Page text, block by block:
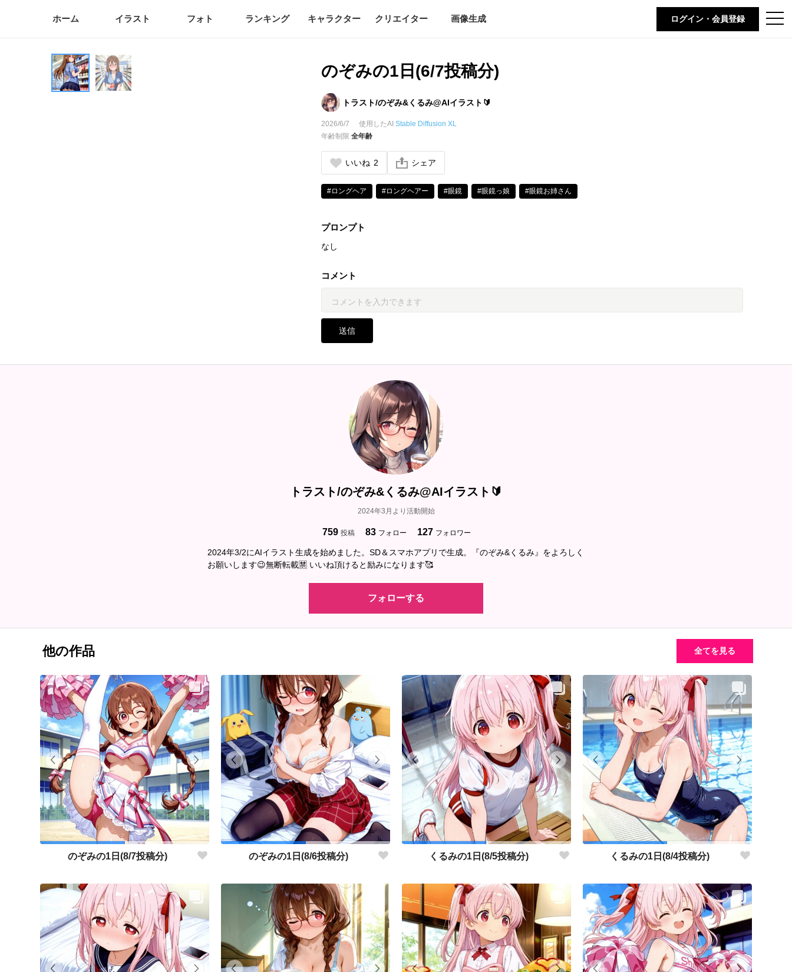
t
o
ホーム イラスト フォト ランキング キャラクター クリエイター 画像生成 ログイン・会員登録
のぞみの1日(6/7投稿分)
トラスト/のぞみ&くるみ@AIイラスト🔰
2026/6/7 使用したAIStable Diffusion XL
年齢制限全年齢
いいね 2 シェア
#ロングヘア #ロングヘアー #眼鏡 #眼鏡っ娘 #眼鏡お姉さん
プロンプト
なし
コメント
送信
トラスト/のぞみ&くるみ@AIイラスト🔰
2024年3月より活動開始
759 投稿 83 フォロー 127 フォロワー
2024年3/2にAIイラスト生成を始めました。SD＆スマホアプリで生成。『のぞみ&くるみ』をよろしく
お願いします😉無断転載🈲 いいね頂けると励みになります🥰
フォローする
他の作品 全てを見る
のぞみの1日(8/7投稿分) のぞみの1日(8/6投稿分) くるみの1日(8/5投稿分) くるみの1日(8/4投稿分)